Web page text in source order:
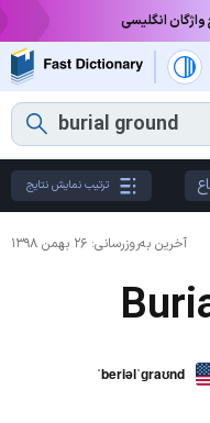
انگلیسی
ترتیب نمایش نتایج
آخرین به‌روزرسانی: ۲۶ بهمن ۱۳۹۸
ˈberiəlˈɡraʊnd